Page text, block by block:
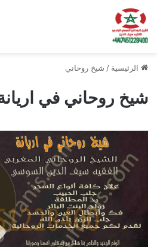
الرئيسية / شيخ روحاني
شيخ روحاني في